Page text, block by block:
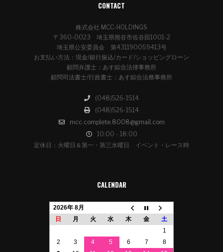
CONTACT
株式会社 MCC-HOLDINGS
〒360-0023 埼玉県熊谷市佐谷田1001-2
埼玉県公安委員会 第431190059413号
お支払い方法：現金/銀行振込/カード/ショッピングローン
顧問弁護士：あす綜合法律事務所
顧問司法書士/行政書士：あす綜合法務事務所
(048)526-1514
(048)526-1514
mcc.complete.8008@gmail.com
10:00 - 18:00
定休日：火曜日＆第一・第三水曜日 イベント・レース時
CALENDAR
2026年 8月
日
月 火 水 木 金
土
1
2
3 4 5 6 7
8